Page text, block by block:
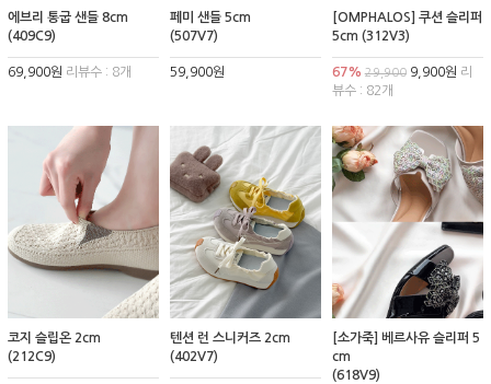
에브리 통굽 샌들 8cm
(409C9)
69,900원 리뷰수 : 8개
페미 샌들 5cm
(507V7)
59,900원
[OMPHALOS] 쿠션 슬리퍼
5cm (312V3)
67% 29,9009,900원 리
뷰수 : 82개
코지 슬립온 2cm
(212C9)
텐션 런 스니커즈 2cm
(402V7)
[소가죽] 베르사유 슬리퍼 5
cm
(618V9)